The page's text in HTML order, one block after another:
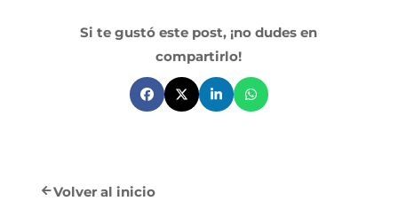
Si te gustó este post, ¡no dudes en
compartirlo!
Volver al inicio